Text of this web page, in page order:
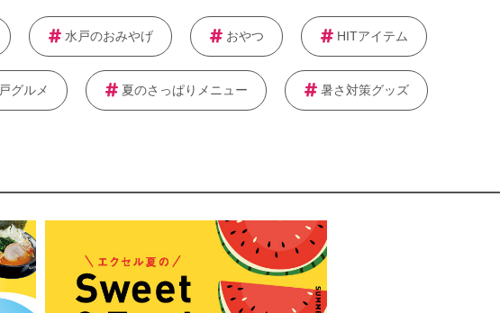
水戸のおみやげ おやつ HITアイテム
グルメ 夏のさっぱりメニュー 暑さ対策グッズ